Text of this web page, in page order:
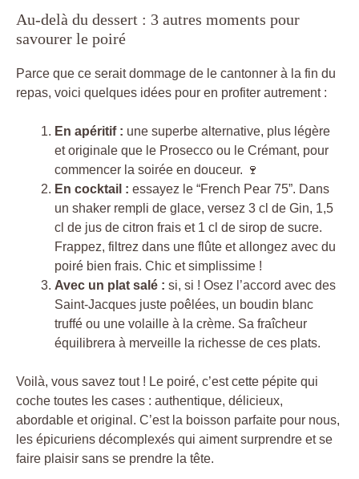
Au-delà du dessert : 3 autres moments pour
savourer le poiré
Parce que ce serait dommage de le cantonner à la fin du
repas, voici quelques idées pour en profiter autrement :
En apéritif : une superbe alternative, plus légère
et originale que le Prosecco ou le Crémant, pour
commencer la soirée en douceur. 🍷
En cocktail : essayez le “French Pear 75”. Dans
un shaker rempli de glace, versez 3 cl de Gin, 1,5
cl de jus de citron frais et 1 cl de sirop de sucre.
Frappez, filtrez dans une flûte et allongez avec du
poiré bien frais. Chic et simplissime !
Avec un plat salé : si, si ! Osez l’accord avec des
Saint-Jacques juste poêlées, un boudin blanc
truffé ou une volaille à la crème. Sa fraîcheur
équilibrera à merveille la richesse de ces plats.
Voilà, vous savez tout ! Le poiré, c’est cette pépite qui
coche toutes les cases : authentique, délicieux,
abordable et original. C’est la boisson parfaite pour nous,
les épicuriens décomplexés qui aiment surprendre et se
faire plaisir sans se prendre la tête.